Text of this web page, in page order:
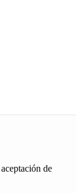
de